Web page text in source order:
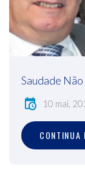
Saudade
10 mai,
CONTINUA